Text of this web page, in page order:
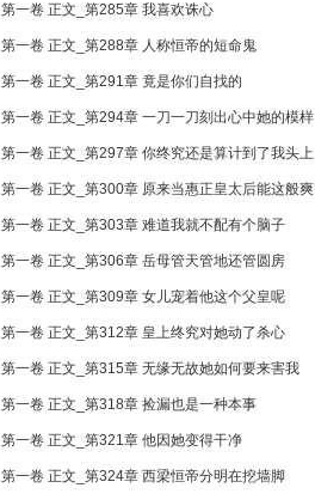
第一卷 正文_第285章 我喜欢诛心
第一卷 正文_第288章 人称恒帝的短命鬼
第一卷 正文_第291章 竟是你们自找的
第一卷 正文_第294章 一刀一刀刻出心中她的模样
第一卷 正文_第297章 你终究还是算计到了我头上
第一卷 正文_第300章 原来当惠正皇太后能这般爽
第一卷 正文_第303章 难道我就不配有个脑子
第一卷 正文_第306章 岳母管天管地还管圆房
第一卷 正文_第309章 女儿宠着他这个父皇呢
第一卷 正文_第312章 皇上终究对她动了杀心
第一卷 正文_第315章 无缘无故她如何要来害我
第一卷 正文_第318章 捡漏也是一种本事
第一卷 正文_第321章 他因她变得干净
第一卷 正文_第324章 西梁恒帝分明在挖墙脚